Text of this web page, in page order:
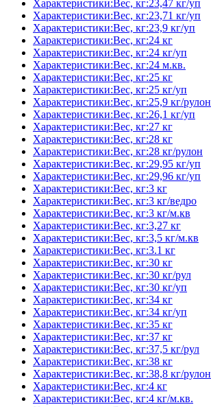
Характеристики:Вес, кг:23,47 кг/уп
Характеристики:Вес, кг:23,71 кг/уп
Характеристики:Вес, кг:23,9 кг/уп
Характеристики:Вес, кг:24 кг
Характеристики:Вес, кг:24 кг/уп
Характеристики:Вес, кг:24 м.кв.
Характеристики:Вес, кг:25 кг
Характеристики:Вес, кг:25 кг/уп
Характеристики:Вес, кг:25,9 кг/рулон
Характеристики:Вес, кг:26,1 кг/уп
Характеристики:Вес, кг:27 кг
Характеристики:Вес, кг:28 кг
Характеристики:Вес, кг:28 кг/рулон
Характеристики:Вес, кг:29,95 кг/уп
Характеристики:Вес, кг:29,96 кг/уп
Характеристики:Вес, кг:3 кг
Характеристики:Вес, кг:3 кг/ведро
Характеристики:Вес, кг:3 кг/м.кв
Характеристики:Вес, кг:3,27 кг
Характеристики:Вес, кг:3,5 кг/м.кв
Характеристики:Вес, кг:3.1 кг
Характеристики:Вес, кг:30 кг
Характеристики:Вес, кг:30 кг/рул
Характеристики:Вес, кг:30 кг/уп
Характеристики:Вес, кг:34 кг
Характеристики:Вес, кг:34 кг/уп
Характеристики:Вес, кг:35 кг
Характеристики:Вес, кг:37 кг
Характеристики:Вес, кг:37,5 кг/рул
Характеристики:Вес, кг:38 кг
Характеристики:Вес, кг:38,8 кг/рулон
Характеристики:Вес, кг:4 кг
Характеристики:Вес, кг:4 кг/м.кв.